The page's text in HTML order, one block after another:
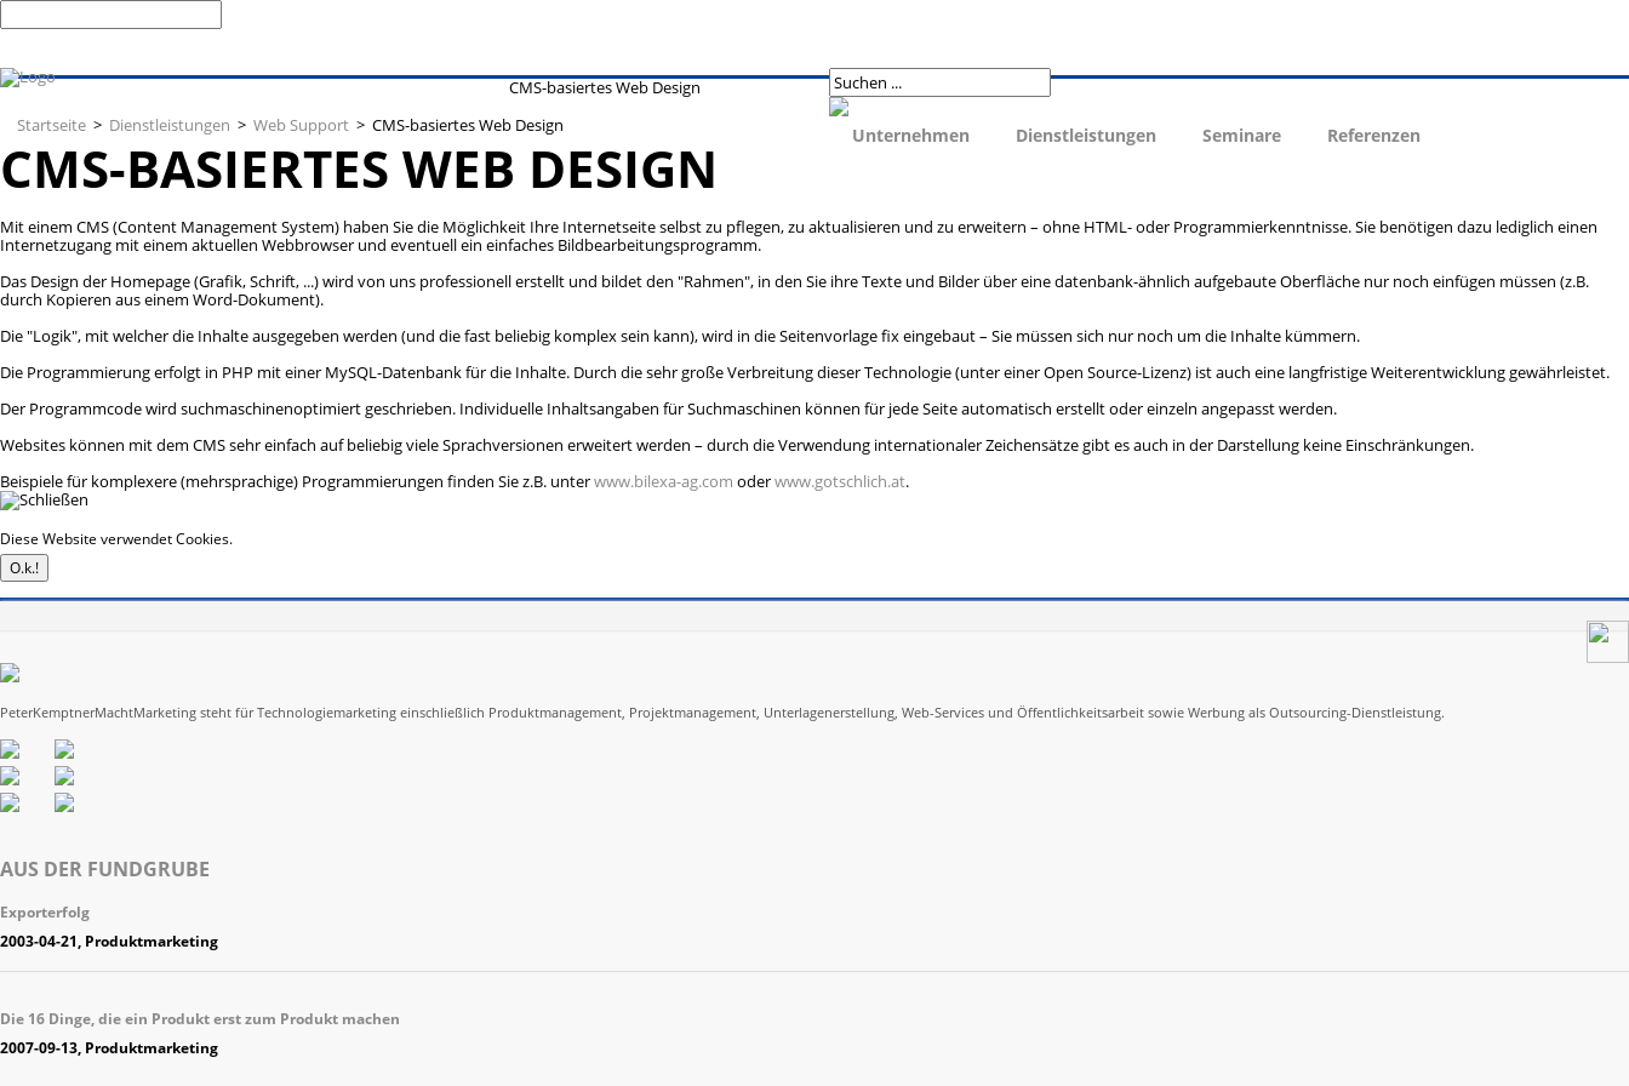
Unternehmen Dienstleistungen Seminare Referenzen
CMS-basiertes Web Design
Startseite > Dienstleistungen > Web Support > CMS-basiertes Web Design
CMS-BASIERTES WEB DESIGN
Mit einem CMS (Content Management System) haben Sie die Möglichkeit Ihre Internetseite selbst zu pflegen, zu aktualisieren und zu erweitern – ohne HTML- oder Programmierkenntnisse. Sie benötigen dazu lediglich einen
Internetzugang mit einem aktuellen Webbrowser und eventuell ein einfaches Bildbearbeitungsprogramm.
Das Design der Homepage (Grafik, Schrift, ...) wird von uns professionell erstellt und bildet den "Rahmen", in den Sie ihre Texte und Bilder über eine datenbank-ähnlich aufgebaute Oberfläche nur noch einfügen müssen (z.B.
durch Kopieren aus einem Word-Dokument).
Die "Logik", mit welcher die Inhalte ausgegeben werden (und die fast beliebig komplex sein kann), wird in die Seitenvorlage fix eingebaut – Sie müssen sich nur noch um die Inhalte kümmern.
Die Programmierung erfolgt in PHP mit einer MySQL-Datenbank für die Inhalte. Durch die sehr große Verbreitung dieser Technologie (unter einer Open Source-Lizenz) ist auch eine langfristige Weiterentwicklung gewährleistet.
Der Programmcode wird suchmaschinenoptimiert geschrieben. Individuelle Inhaltsangaben für Suchmaschinen können für jede Seite automatisch erstellt oder einzeln angepasst werden.
Websites können mit dem CMS sehr einfach auf beliebig viele Sprachversionen erweitert werden – durch die Verwendung internationaler Zeichensätze gibt es auch in der Darstellung keine Einschränkungen.
Beispiele für komplexere (mehrsprachige) Programmierungen finden Sie z.B. unterwww.bilexa-ag.com oderwww.gotschlich.at.
Diese Website verwendet Cookies.
PeterKemptnerMachtMarketing steht für Technologiemarketing einschließlich Produktmanagement, Projektmanagement, Unterlagenerstellung, Web-Services und Öffentlichkeitsarbeit sowie Werbung als Outsourcing-Dienstleistung.
AUS DER FUNDGRUBE
Exporterfolg
2003-04-21, Produktmarketing
Die 16 Dinge, die ein Produkt erst zum Produkt machen
2007-09-13, Produktmarketing